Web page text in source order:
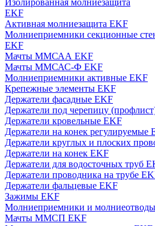
Изолированная молниезащита
EKF
Активная молниезащита EKF
Молниеприемники секционные
EKF
Мачты ММСАА EKF
Мачты ММСАС-Ф EKF
Молниеприемники активные EKF
Крепежные элементы EKF
Держатели фасадные EKF
Держатели под черепицу
Держатели кровельные EKF
Держатели на конек регулируемые
Держатели круглых и плоских
Держатели на конек EKF
Держатели для водосточных труб
Держатели проводника на трубе
Держатели фальцевые EKF
Зажимы EKF
Молниеприемники и
Мачты ММСП EKF